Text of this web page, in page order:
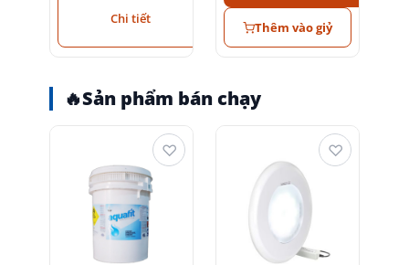
Chi tiết
Thêm vào giỷ
🔥Sản phẩm bán chạy
♡ ♡